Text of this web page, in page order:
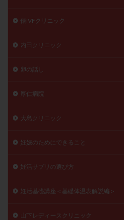
俵IVFクリニック
内田クリニック
卵の話し
厚仁病院
大島クリニック
妊娠のためにできること
妊活サプリの選び方
妊活基礎講座＜基礎体温表解説編＞
山下レディースクリニック